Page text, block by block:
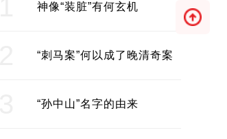
神像“装脏”有何玄机
“刺马案”何以成了晚清奇案
“孙中山”名字的由来